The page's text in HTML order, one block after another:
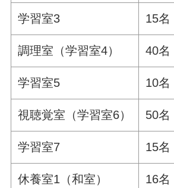
学習室3 15名
調理室（学習室4） 40名
学習室5 10名
視聴覚室（学習室6） 50名
学習室7 15名
休養室1（和室） 16名